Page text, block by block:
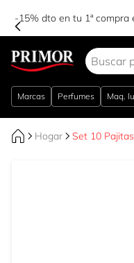
-15% dto en tu 1ª compra
Marcas Perfumes Maq.
Hogar Set 10